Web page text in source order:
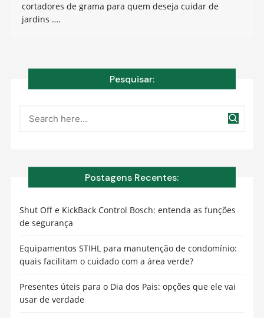
cortadores de grama para quem deseja cuidar de
jardins ….
Pesquisar:
Postagens Recentes:
Shut Off e KickBack Control Bosch: entenda as funções
de segurança
Equipamentos STIHL para manutenção de condomínio:
quais facilitam o cuidado com a área verde?
Presentes úteis para o Dia dos Pais: opções que ele vai
usar de verdade